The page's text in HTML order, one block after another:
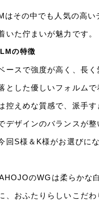
はその中でも人気の高い
いた佇まいが魅力です。
の特徴
ースで強度が高く、長く
とした優しいフォルム
控えめな質感で、派手す
デザインのバランスが
回S様＆K様がお選びに
のWGは柔らかな
、おふたりらしいこだわ